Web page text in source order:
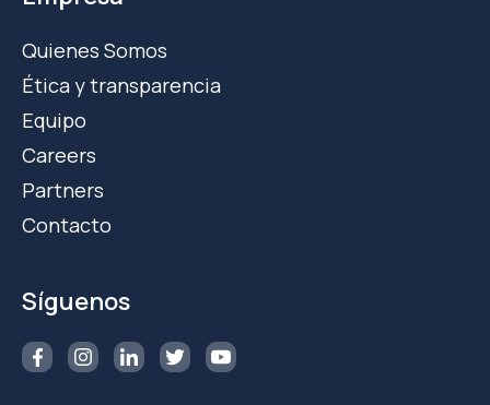
Quienes Somos
Ética y transparencia
Equipo
Careers
Partners
Contacto
Síguenos